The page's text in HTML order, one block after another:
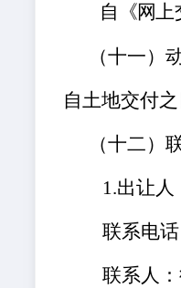
自《网上
（十一）
自土地交付
（十二）
1 .出让人
联系电
联系人